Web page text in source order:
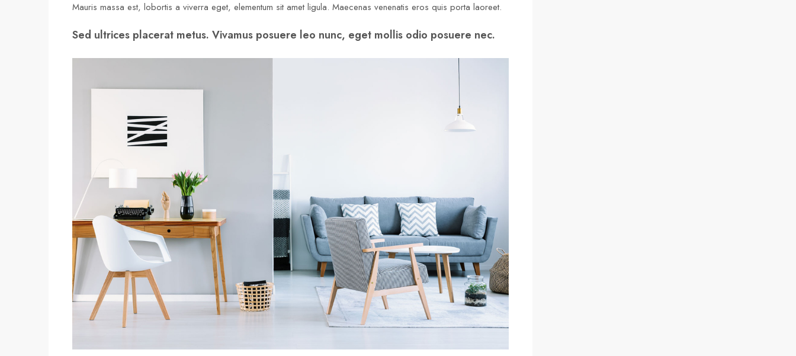
Mauris massa est, lobortis a viverra eget, elementum sit amet ligula. Maecenas venenatis eros quis porta laoreet.
Sed ultrices placerat metus. Vivamus posuere leo nunc, eget mollis odio posuere nec.